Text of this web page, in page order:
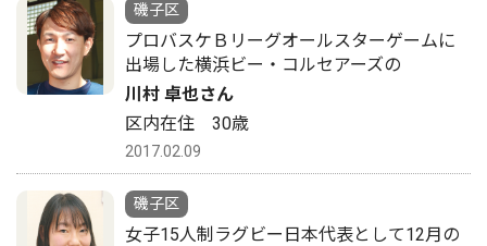
磯子区
プロバスケＢリーグオールスターゲームに
出場した横浜ビー・コルセアーズの
川村 卓也さん
区内在住 30歳
2017.02.09
磯子区
女子15人制ラグビー日本代表として12月の